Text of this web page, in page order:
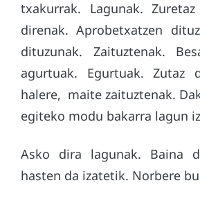
txakurrak. Lagunak.
direnak. Aprobetxatzen
dituzunak. Zaituztenak.
agurtuak. Egurtuak. Zutaz
halere, maite zaituztenak.
egiteko modu bakarra lagun
Asko dira lagunak. Baina
hasten da izatetik. Norbere